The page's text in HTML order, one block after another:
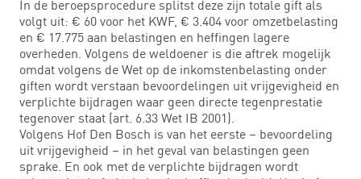
In de beroepsprocedure splitst deze zijn totale gift als
volgt uit: € 60 voor het KWF, € 3.404 voor omzetbelasting
en € 17.775 aan belastingen en heffingen lagere
overheden. Volgens de weldoener is die aftrek mogelijk
omdat volgens de Wet op de inkomstenbelasting onder
giften wordt verstaan bevoordelingen uit vrijgevigheid en
verplichte bijdragen waar geen directe tegenprestatie
tegenover staat (art. 6.33 Wet IB 2001).
Volgens Hof Den Bosch is van het eerste – bevoordeling
uit vrijgevigheid – in het geval van belastingen geen
sprake. En ook met de verplichte bijdragen wordt